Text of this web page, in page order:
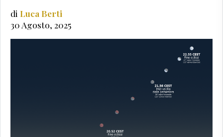
di Luca Berti
30 Agosto, 2025